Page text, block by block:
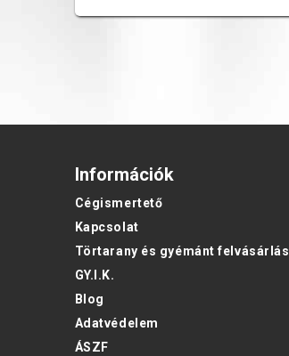
Információk
Cégismertető
Kapcsolat
Törtarany és gyémánt felvásárlás
GY.I.K.
Blog
Adatvédelem
ÁSZF